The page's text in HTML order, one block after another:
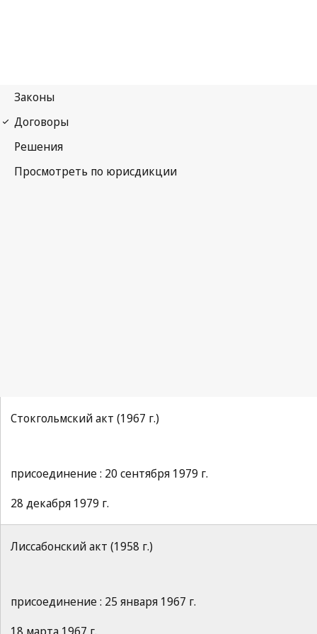
Стокгольмский акт (1967 г.)
присоединение : 20 сентября 1979 г.
28 декабря 1979 г.
Лиссабонский акт (1958 г.)
присоединение : 25 января 1967 г.